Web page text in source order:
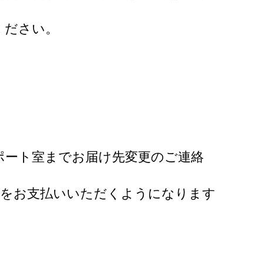
さい。
ト室までお届け先変更のご連絡
お支払いいただくようになります